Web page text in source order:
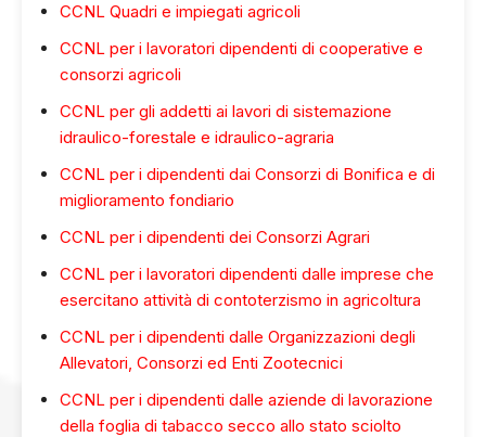
CCNL Quadri e impiegati agricoli
CCNL per i lavoratori dipendenti di cooperative e
consorzi agricoli
CCNL per gli addetti ai lavori di sistemazione
idraulico-forestale e idraulico-agraria
CCNL per i dipendenti dai Consorzi di Bonifica e di
miglioramento fondiario
CCNL per i dipendenti dei Consorzi Agrari
CCNL per i lavoratori dipendenti dalle imprese che
esercitano attività di contoterzismo in agricoltura
CCNL per i dipendenti dalle Organizzazioni degli
Allevatori, Consorzi ed Enti Zootecnici
CCNL per i dipendenti dalle aziende di lavorazione
della foglia di tabacco secco allo stato sciolto